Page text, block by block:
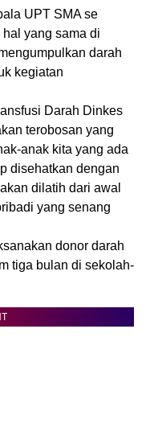
UPT SMA se
yang sama di
darah
kegiatan
Darah Dinkes
terobosan yang
anak kita yang ada
disehatkan dengan
dilatih dari awal
yang senang
donor darah
tiga bulan di sekolah-